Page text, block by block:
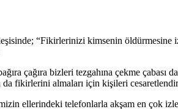
“Fikirlerinizi kimsenin
çağıra bizleri tezgahına çekme
fikirlerini almaları için kişileri
ellerindeki telefonlarla akşam en çok